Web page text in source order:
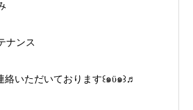
ナンス
いただいております꒰๑ϋ๑꒱♬